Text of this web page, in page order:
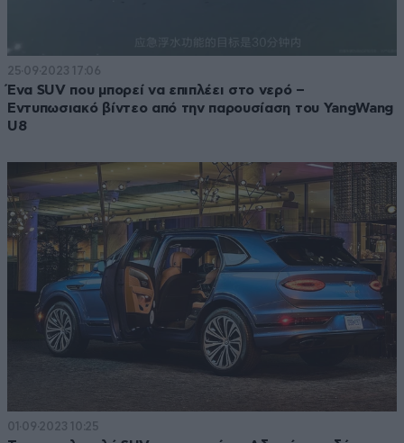
25·09·2023 17:06
Ένα SUV που μπορεί να επιπλέει στο νερό –
Εντυπωσιακό βίντεο από την παρουσίαση του YangWang
U8
01·09·2023 10:25